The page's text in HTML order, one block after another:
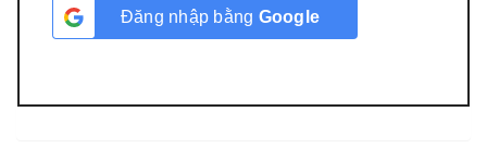
Đăng nhập bằng Google